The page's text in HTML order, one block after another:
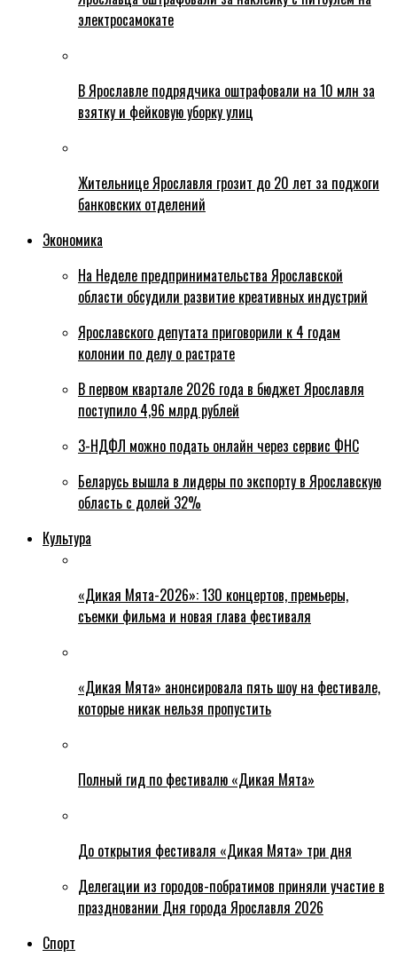
электросамокате
В Ярославле подрядчика оштрафовали на 10 млн за
взятку и фейковую уборку улиц
Жительнице Ярославля грозит до 20 лет за поджоги
банковских отделений
Экономика
На Неделе предпринимательства Ярославской
области обсудили развитие креативных индустрий
Ярославского депутата приговорили к 4 годам
колонии по делу о растрате
В первом квартале 2026 года в бюджет Ярославля
поступило 4,96 млрд рублей
3-НДФЛ можно подать онлайн через сервис ФНС
Беларусь вышла в лидеры по экспорту в Ярославскую
область с долей 32%
Культура
«Дикая Мята-2026»: 130 концертов, премьеры,
съемки фильма и новая глава фестиваля
«Дикая Мята» анонсировала пять шоу на фестивале,
которые никак нельзя пропустить
Полный гид по фестивалю «Дикая Мята»
До открытия фестиваля «Дикая Мята» три дня
Делегации из городов-побратимов приняли участие в
праздновании Дня города Ярославля 2026
Спорт